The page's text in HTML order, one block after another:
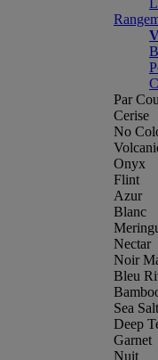
Par
Cerise
No
Onyx
Flint
Azur
Blanc
Nectar
Noir
Bleu
Sea Salt
Deep
Garnet
Nuit